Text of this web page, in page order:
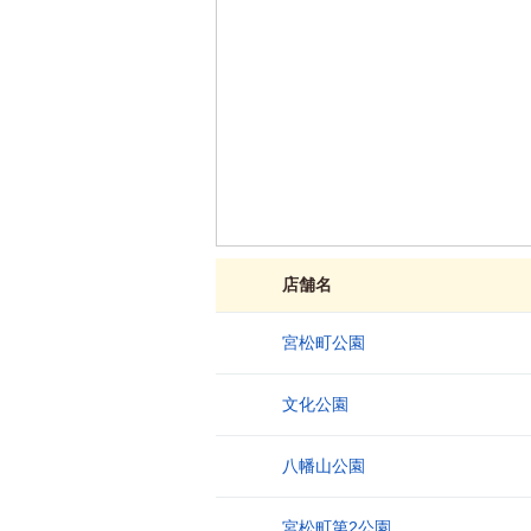
店舗名
宮松町公園
文化公園
八幡山公園